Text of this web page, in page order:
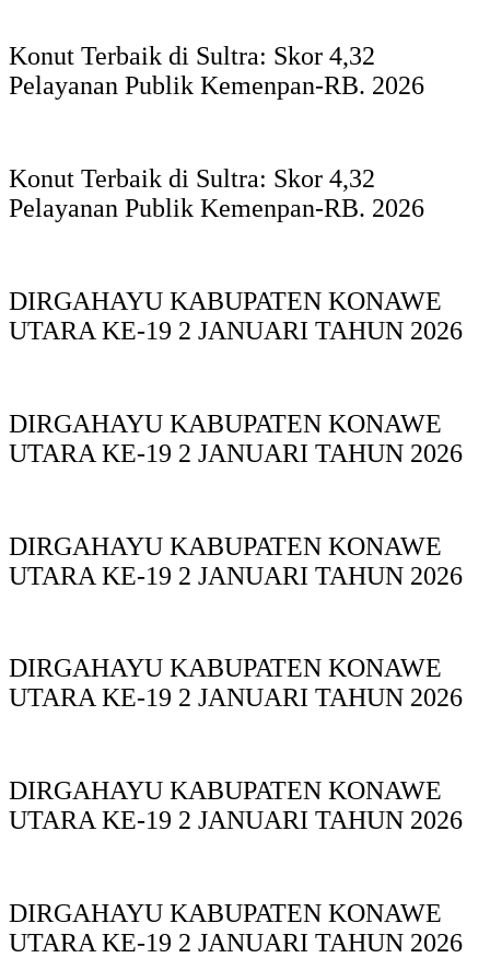
Konut Terbaik di Sultra: Skor 4,32
Pelayanan Publik Kemenpan-RB. 2026
Konut Terbaik di Sultra: Skor 4,32
Pelayanan Publik Kemenpan-RB. 2026
DIRGAHAYU KABUPATEN KONAWE
UTARA KE-19 2 JANUARI TAHUN 2026
DIRGAHAYU KABUPATEN KONAWE
UTARA KE-19 2 JANUARI TAHUN 2026
DIRGAHAYU KABUPATEN KONAWE
UTARA KE-19 2 JANUARI TAHUN 2026
DIRGAHAYU KABUPATEN KONAWE
UTARA KE-19 2 JANUARI TAHUN 2026
DIRGAHAYU KABUPATEN KONAWE
UTARA KE-19 2 JANUARI TAHUN 2026
DIRGAHAYU KABUPATEN KONAWE
UTARA KE-19 2 JANUARI TAHUN 2026